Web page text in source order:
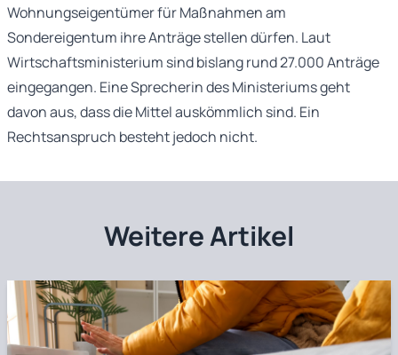
Wohnungseigentümer für Maßnahmen am
Sondereigentum ihre Anträge stellen dürfen. Laut
Wirtschaftsministerium sind bislang rund 27.000 Anträge
eingegangen. Eine Sprecherin des Ministeriums geht
davon aus, dass die Mittel auskömmlich sind. Ein
Rechtsanspruch besteht jedoch nicht.
Weitere Artikel